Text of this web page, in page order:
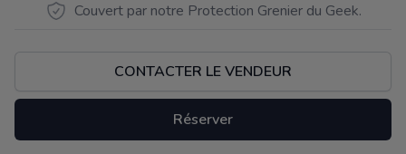
Couvert par notre Protection Grenier du Geek.
CONTACTER LE VENDEUR
Réserver